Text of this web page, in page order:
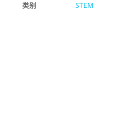
类别 STEM